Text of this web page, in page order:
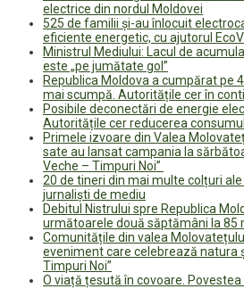
electrice din nordul Moldovei
525 de familii și-au înlocuit
eficiente energetic, cu ajutorul
Ministrul Mediului: Lacul de
este „pe jumătate gol”
Republica Moldova a cumpărat pe
mai scumpă. Autoritățile cer în
Posibile deconectări de energie
Autoritățile cer reducerea
Primele izvoare din Valea
sate au lansat campania la
Veche – Timpuri Noi”
20 de tineri din mai multe colțuri
jurnaliști de mediu
Debitul Nistrului spre Republica
următoarele două săptămâni la 85
Comunitățile din valea
eveniment care celebrează natura
Timpuri Noi”
O viață țesută în covoare.